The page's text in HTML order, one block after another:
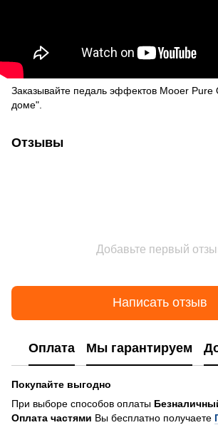
Заказывайте педаль эффектов Mooer Pure
доме".
Отзывы
Добавьте первый
Написать отзыв
Оплата Мы гарантируем
Покупайте выгодно
При выборе способов оплаты
Оплата частями Вы бесплатно получаете